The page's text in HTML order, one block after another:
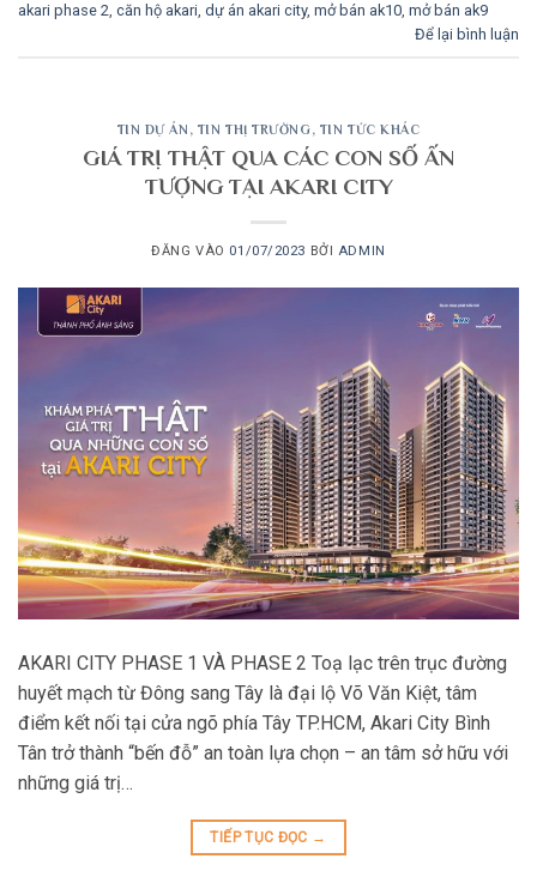
akari phase 2, căn hộ akari, dự án akari city, mở bán ak10, mở bán ak9
Để lại bình luận
TIN DỰ ÁN , TIN THỊ TRƯỜNG, TIN TỨC KHÁC
GIÁ TRỊ THẬT QUA CÁC CON SỐ ẤN
TƯỢNG TẠI AKARI CITY
ĐĂNG VÀO 01/07/2023 BỞI ADMIN
AKARI CITY PHASE 1 VÀ PHASE 2 Toạ lạc trên trục đường
huyết mạch từ Đông sang Tây là đại lộ Võ Văn Kiệt, tâm
điểm kết nối tại cửa ngõ phía Tây TP.HCM, Akari City Bình
Tân trở thành “bến đỗ” an toàn lựa chọn – an tâm sở hữu với
những giá trị…
TIẾP TỤC ĐỌC →